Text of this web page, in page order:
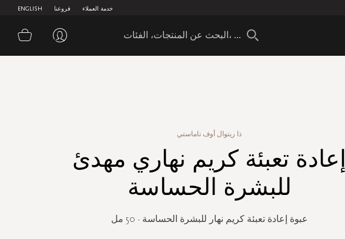
ENGLISH فروعنا خدمة العملاء
سلة
ذا ريتوال أوف ناماستي
إعادة تعبئة كريم نهاري مهدئ
للبشرة الحساسة
عبوة إعادة تعبئة كريم نهار للبشرة الحساسة - 50 مل